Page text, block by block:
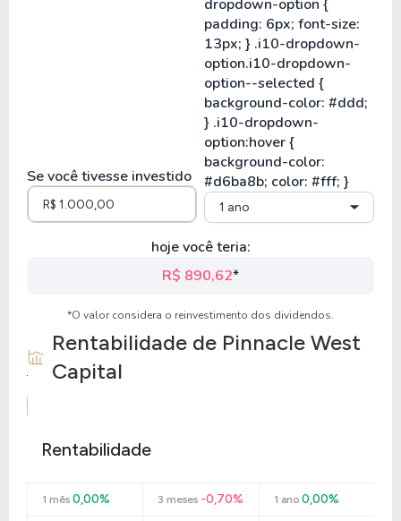
Se você tivesse investido
1 ano
hoje você teria:
R$ 890,62*
*O valor considera o reinvestimento dos dividendos.
Rentabilidade de Pinnacle West
Capital
Rentabilidade
1 mês 0,00% 3 meses -0,70% 1 ano0,00%